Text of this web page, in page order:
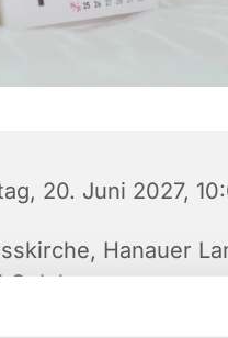
20. Juni 2027,
Hanauer
Gelnhausen